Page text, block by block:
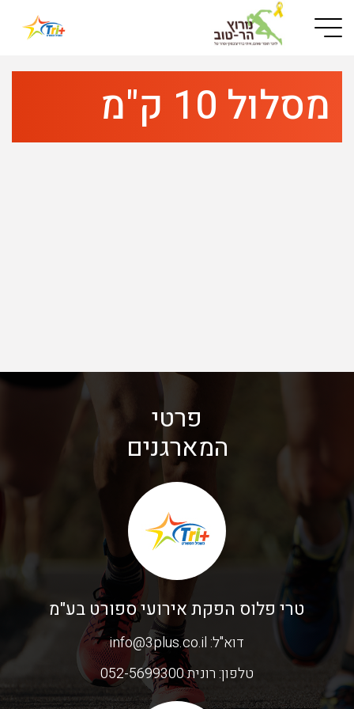
Button used only for devices with a small screen
מסלול 10 ק"מ
פרטי
המארגנים
טרי פלוס הפקת אירועי ספורט בע"מ
דוא"ל: info@3plus.co.il
טלפון:רונית 052-5699300